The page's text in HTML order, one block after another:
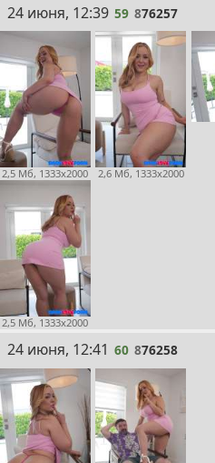
59
24 июня, 12:39 59 876257
2,5 Мб, 1333x2000 2,6 Мб, 1333x2000
2,5 Мб, 1333x2000
60
24 июня, 12:41 60 876258